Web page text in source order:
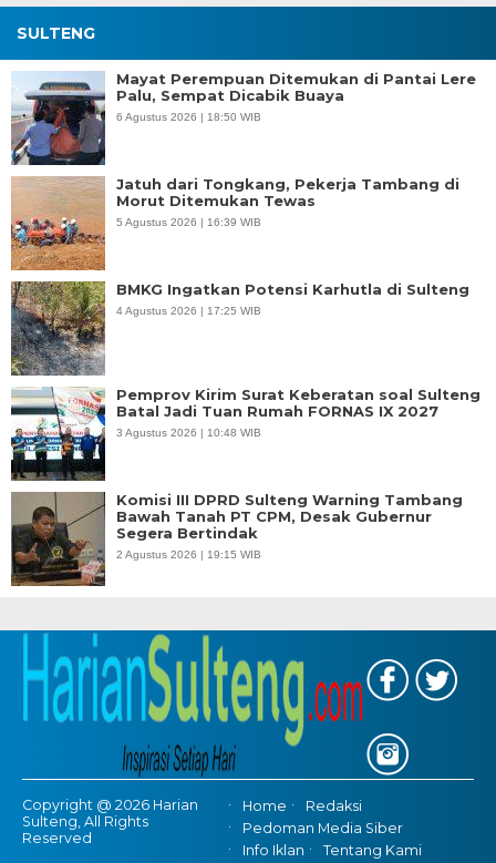
SULTENG
Mayat Perempuan Ditemukan di Pantai Lere
Palu, Sempat Dicabik Buaya
6 Agustus 2026 | 18:50 WIB
Jatuh dari Tongkang, Pekerja Tambang di
Morut Ditemukan Tewas
5 Agustus 2026 | 16:39 WIB
BMKG Ingatkan Potensi Karhutla di Sulteng
4 Agustus 2026 | 17:25 WIB
Pemprov Kirim Surat Keberatan soal Sulteng
Batal Jadi Tuan Rumah FORNAS IX 2027
3 Agustus 2026 | 10:48 WIB
Komisi III DPRD Sulteng Warning Tambang
Bawah Tanah PT CPM, Desak Gubernur
Segera Bertindak
2 Agustus 2026 | 19:15 WIB
Copyright @ 2026 Harian
Sulteng, All Rights
Reserved
Home
Redaksi
Pedoman Media Siber
Info Iklan
Tentang Kami